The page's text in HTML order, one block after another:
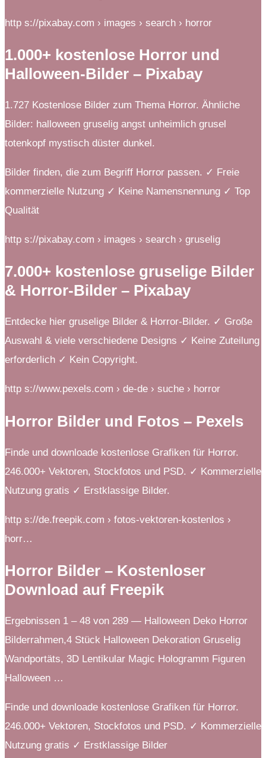
http s://pixabay.com › images › search › horror
1.000+ kostenlose Horror und
Halloween-Bilder – Pixabay
1.727 Kostenlose Bilder zum Thema Horror. Ähnliche
Bilder: halloween gruselig angst unheimlich grusel
totenkopf mystisch düster dunkel.
Bilder finden, die zum Begriff Horror passen. ✓ Freie
kommerzielle Nutzung ✓ Keine Namensnennung ✓ Top
Qualität
http s://pixabay.com › images › search › gruselig
7.000+ kostenlose gruselige Bilder
& Horror-Bilder – Pixabay
Entdecke hier gruselige Bilder & Horror-Bilder. ✓ Große
Auswahl & viele verschiedene Designs ✓ Keine Zuteilung
erforderlich ✓ Kein Copyright.
http s://www.pexels.com › de-de › suche › horror
Horror Bilder und Fotos – Pexels
Finde und downloade kostenlose Grafiken für Horror.
246.000+ Vektoren, Stockfotos und PSD. ✓ Kommerzielle
Nutzung gratis ✓ Erstklassige Bilder.
http s://de.freepik.com › fotos-vektoren-kostenlos ›
horr…
Horror Bilder – Kostenloser
Download auf Freepik
Ergebnissen 1 – 48 von 289 — Halloween Deko Horror
Bilderrahmen,4 Stück Halloween Dekoration Gruselig
Wandportäts, 3D Lentikular Magic Hologramm Figuren
Halloween …
Finde und downloade kostenlose Grafiken für Horror.
246.000+ Vektoren, Stockfotos und PSD. ✓ Kommerzielle
Nutzung gratis ✓ Erstklassige Bilder